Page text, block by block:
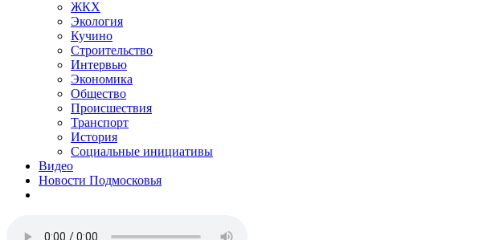
ЖКХ
Экология
Кучино
Строительство
Интервью
Экономика
Общество
Происшествия
Транспорт
История
Социальные инициативы
Видео
Новости Подмосковья